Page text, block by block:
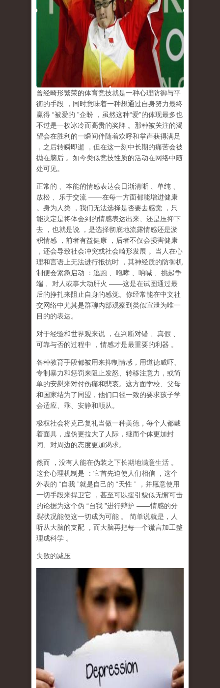
曾经畸形繁荣的体育竞技就是一种心理防御与平
衡的手段
，同时意味着一种想通过自身努力最终
赢得 “被爱的 ”企盼 ，虽然这种“爱”的体现最多也
不过是一枚冰冷而高贵的奖牌 。那种被关注的渴
望会在胜利的一瞬间伴随着欢呼和掌声获得满足
，之后转瞬即逝
，但在这一刻中长期的痛苦会被
抛在脑后 。如今类似竞技性质的活动在网络中随
处可见。
正常的 、本能的情感表达会日渐清晰 、单纯
放松
、乐于交流 ——在每一方面都能增进健康
。身为人类
，我们无法选择是否要去感觉
，只
能决定是将体会到的情感表达出来、还是压抑下
去
，也就是说 ， 是选择彻底地流露情感还是淤
积情感
，前者有益健康
，后者不仅会损害健康
，还会导致社会冲突或社会畸形发展 。当人在心
理和言语上无法进行抵抗时
，其神经质的防御机
制便会紧急启动
：逃跑 、咆哮 、呐喊
、挑起争
端
、对人或事大动肝火 ——这是在试图通过最
后的挣扎来阻止自身的感觉。你经常能在中文社
交网络中尤其是群聊内部观察到类似宣泄为唯一
目的的表达。
对于经验和世界观来说 ，在判断对错 、真假
可靠与否的过程中
，情感才是最重要的利器 。
各种教育手段都被用来抑制情感，用道德威吓、
专制暴力和惩罚来阻止发怒、转移注意力，或简
单的安慰来对付伤痛和悲哀。这方面学校、父母
和国家结为了同盟，他们口径一致的要求孩子学
会适应、乖、安静和顺从。
极权社会将克己复礼当做一种美德，每个人都戴
着面具，虚伪更拉大了人际，继而个体更加封
闭、对周边的态度更加渴求。
然而 ，没有人能在伪装之下长期地满意生活 。
这套心理机制是
：它首先迫使人们相信
，这个
外表的 “自我 ”就是自己的 “天性 ”
，并愿意使用
一切手段来捍卫它
，甚至可以援引貌似无懈可击
的论据为这个伪 “自我 ”进行辩护 ——情感的分
裂状况能使这一切成为可能 。 简单说就是， 人
听从大脑的支配
，而大脑再把每一个谎言加工整
理成科学 。
失败的减压